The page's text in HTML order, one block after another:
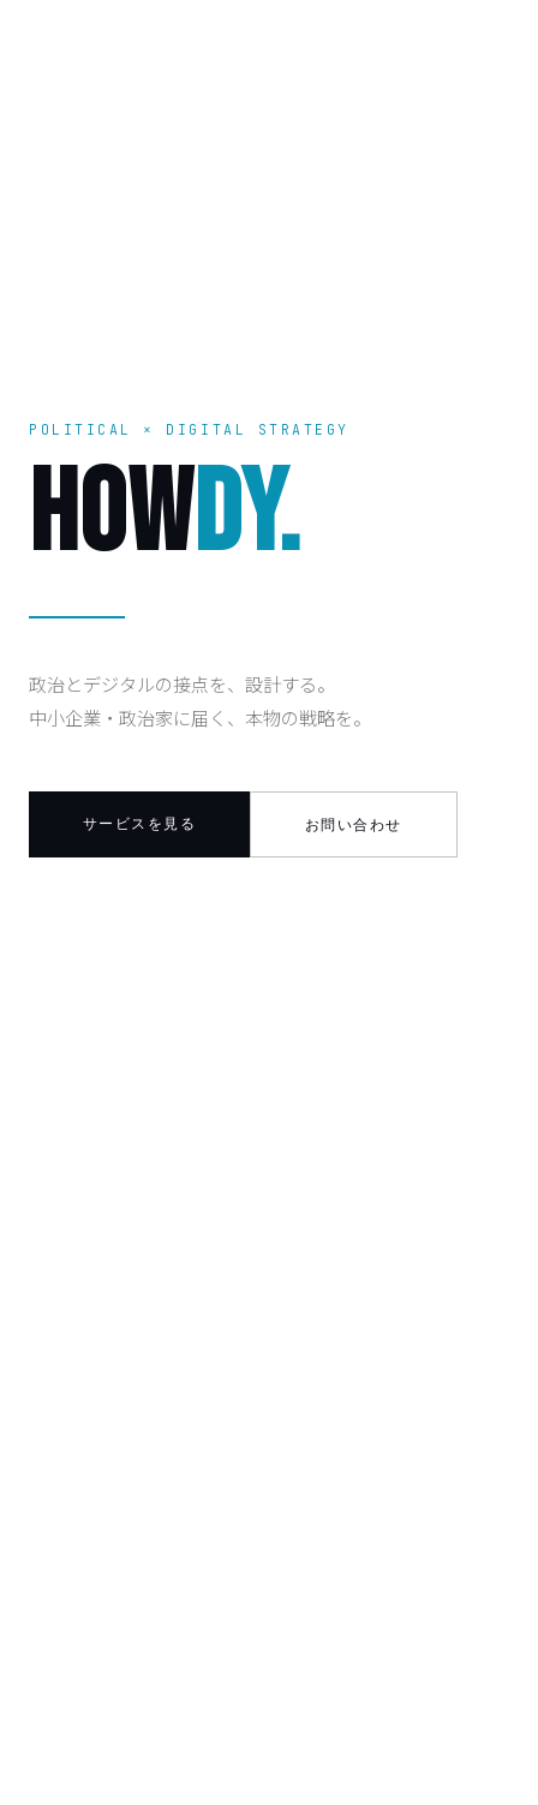
POLITICAL × DIGITAL STRATEGY
HOWDY.
政治とデジタルの接点を、設計する。
中小企業・政治家に届く、本物の戦略を。
サービスを見る お問い合わせ